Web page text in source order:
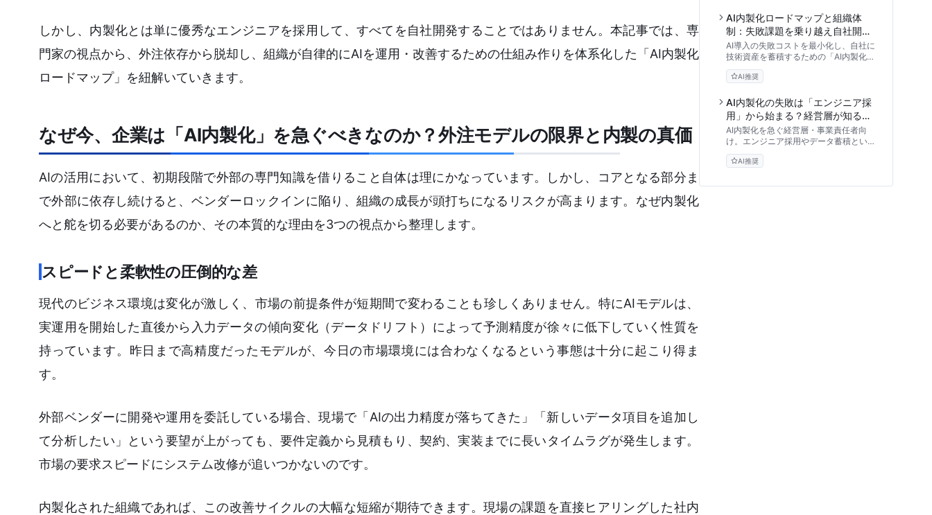
しかし、内製化とは単に優秀なエンジニアを採用して、すべてを自社開発することではありません。本記事では、専
門家の視点から、外注依存から脱却し、組織が自律的にAIを運用・改善するための仕組み作りを体系化した「AI内製化
ロードマップ」を紐解いていきます。
なぜ今、企業は「AI内製化」を急ぐべきなのか？外注モデルの限界と内製の真価
AIの活用において、初期段階で外部の専門知識を借りること自体は理にかなっています。しかし、コアとなる部分ま
で外部に依存し続けると、ベンダーロックインに陥り、組織の成長が頭打ちになるリスクが高まります。なぜ内製化
へと舵を切る必要があるのか、その本質的な理由を3つの視点から整理します。
スピードと柔軟性の圧倒的な差
現代のビジネス環境は変化が激しく、市場の前提条件が短期間で変わることも珍しくありません。特にAIモデルは、
実運用を開始した直後から入力データの傾向変化（データドリフト）によって予測精度が徐々に低下していく性質を
持っています。昨日まで高精度だったモデルが、今日の市場環境には合わなくなるという事態は十分に起こり得ま
す。
外部ベンダーに開発や運用を委託している場合、現場で「AIの出力精度が落ちてきた」「新しいデータ項目を追加し
て分析したい」という要望が上がっても、要件定義から見積もり、契約、実装までに長いタイムラグが発生します。
市場の要求スピードにシステム改修が追いつかないのです。
内製化された組織であれば、この改善サイクルの大幅な短縮が期待できます。現場の課題を直接ヒアリングした社内
の実践的なワークフローとROI評価基準
を提示します。
AI内製化ロードマップと組織体
制：失敗課題を乗り越え自社開発
のメリットを引き出すリスク管理
手法
AI導入の失敗コストを最小化し、自社に
技術資産を蓄積するための「AI内製化ロ
ードマップ」を徹底解説。外部依存のリ
スクから、作るか借りるかの判断基準、
法まで、DX推進責任者が直面する課題
と解決策を専門家の視点で紐解きます。
AI推奨
AI内製化の失敗は「エンジニア採
用」から始まる？経営層が知るべ
きビジネス実装のロードマップと
組織づくり
AI内製化を急ぐ経営層・事業責任者向
け。エンジニア採用やデータ蓄積といっ
た常識を疑い、なぜDXが失敗するのか
を徹底解説。技術ではなく「組織づく
た、真に機能するAI内製化ロードマップ
AI推奨